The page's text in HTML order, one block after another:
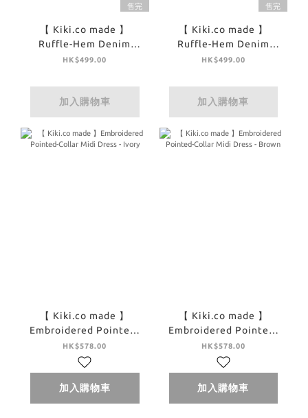
售完
【 Kiki.co made 】
Ruffle-Hem Denim
Panel Skirt - Off White
HK$499.00
加入購物車
售完
【 Kiki.co made 】
Ruffle-Hem Denim
Panel Skirt - Denim
HK$499.00
加入購物車
【 Kiki.co made 】
Embroidered Pointed-
Collar Midi Dress -
Ivory
HK$578.00
加入購物車
【 Kiki.co made 】
Embroidered Pointed-
Collar Midi Dress -
Brown
HK$578.00
加入購物車